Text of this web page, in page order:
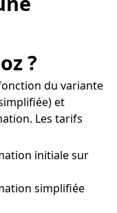
?
du variante
et
Les tarifs
initiale sur
simplifiée